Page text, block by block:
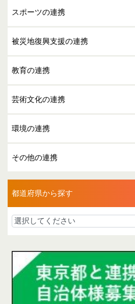
スポーツの連携
被災地復興支援の連携
教育の連携
芸術文化の連携
環境の連携
その他の連携
都道府県から探す